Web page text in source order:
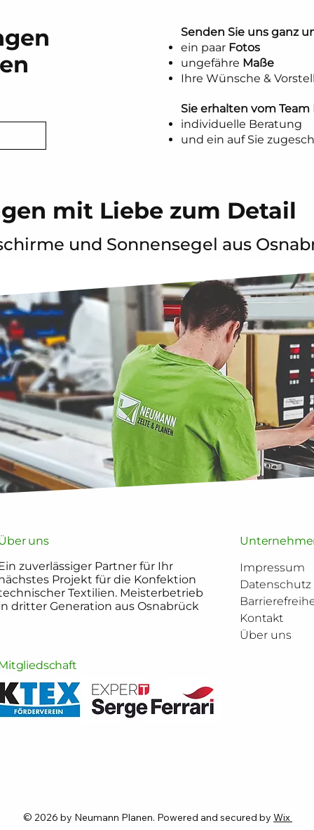
Senden Sie uns ganz
ein paar Fotos
ungefähre Maße
Ihre Wünsche &
Sie erhalten vom
individuelle Beratung
und ein auf Sie
mit Liebe zum Detail
und Sonnensegel aus
uns
zuverlässiger Partner für Ihr
Projekt für die Konfektion
Textilien. Meisterbetrieb
dritter Generation aus Osnabrück
Impressum
Datenschutz
Kontakt
Über uns
© 2026 by Neumann Planen. Powered and secured by Wix